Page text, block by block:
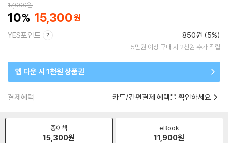
17,000원
10 15,300
YES포인트 850원 (5%)
5만원 이상 구매 시 2천원 추가 적립
앱 다운 시 1천원 상품권
결제혜택 카드/간편결제 혜택을 확인하세요
종이책
15,300원
eBook
11,900원